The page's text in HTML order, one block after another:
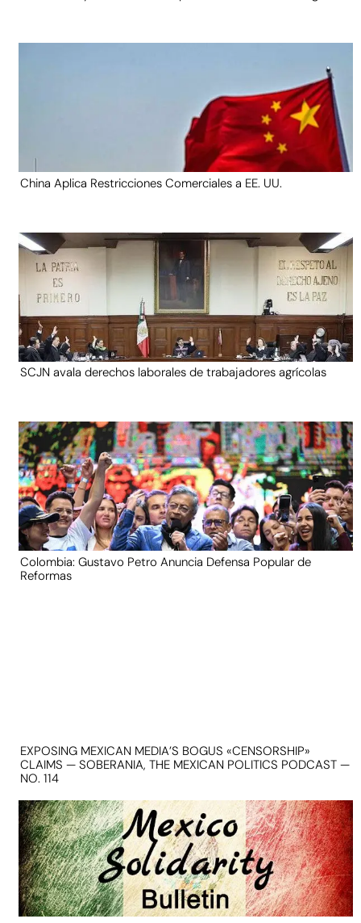
China Aplica Restricciones Comerciales a EE. UU.
SCJN avala derechos laborales de trabajadores agrícolas
Colombia: Gustavo Petro Anuncia Defensa Popular de
Reformas
EXPOSING MEXICAN MEDIA’S BOGUS «CENSORSHIP»
CLAIMS — SOBERANIA, THE MEXICAN POLITICS PODCAST —
NO. 114